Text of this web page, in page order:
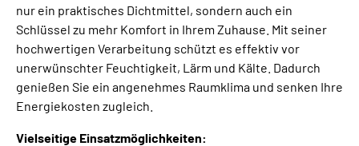
nur ein praktisches Dichtmittel, sondern auch ein
Schlüssel zu mehr Komfort in Ihrem Zuhause. Mit seiner
hochwertigen Verarbeitung schützt es effektiv vor
unerwünschter Feuchtigkeit, Lärm und Kälte. Dadurch
genießen Sie ein angenehmes Raumklima und senken Ihre
Energiekosten zugleich.
Vielseitige Einsatzmöglichkeiten: